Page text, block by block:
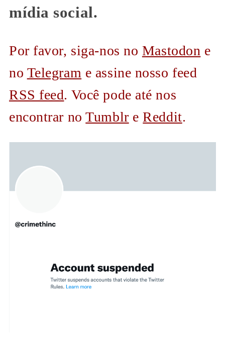
mídia social.
Por favor, siga-nos no Mastodon e
no Telegram e assine nosso feed
RSS feed. Você pode até nos
encontrar noTumblr eReddit.